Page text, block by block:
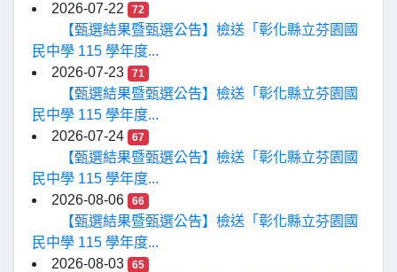
2026-07-22
72
【甄選結果暨甄選公告】檢送「彰化縣立芬園國
民中學 115 學年度...
2026-07-23
71
【甄選結果暨甄選公告】檢送「彰化縣立芬園國
民中學 115 學年度...
2026-07-24
67
【甄選結果暨甄選公告】檢送「彰化縣立芬園國
民中學 115 學年度...
2026-08-06
66
【甄選結果暨甄選公告】檢送「彰化縣立芬園國
民中學 115 學年度...
2026-08-03
65